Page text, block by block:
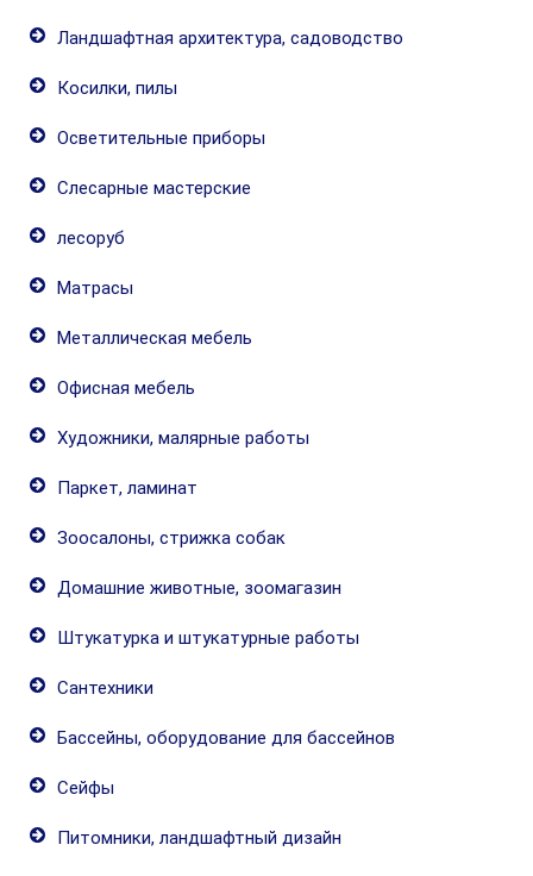
Ландшафтная архитектура, садоводство
Косилки, пилы
Осветительные приборы
Слесарные мастерские
лесоруб
Матрасы
Металлическая мебель
Офисная мебель
Художники, малярные работы
Паркет, ламинат
Зоосалоны, стрижка собак
Домашние животные, зоомагазин
Штукатурка и штукатурные работы
Сантехники
Бассейны, оборудование для бассейнов
Сейфы
Питомники, ландшафтный дизайн